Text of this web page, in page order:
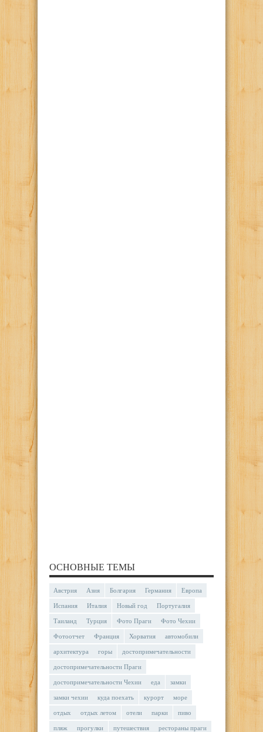
ОСНОВНЫЕ ТЕМЫ
Австрия Азия Болгария Германия Европа
Испания Италия Новый год Португалия
Таиланд Турция Фото Праги Фото Чехии
Фотоотчет Франция Хорватия автомобили
архитектура горы достопримечательности
достопримечательности Праги
достопримечательности Чехии еда замки
замки чехии куда поехать курорт море
отдых отдых летом отели парки пиво
пляж прогулки путешествия рестораны праги